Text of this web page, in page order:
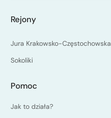
Rejony
Jura Krakowsko-Częstochowska
Sokoliki
Pomoc
Jak to działa?